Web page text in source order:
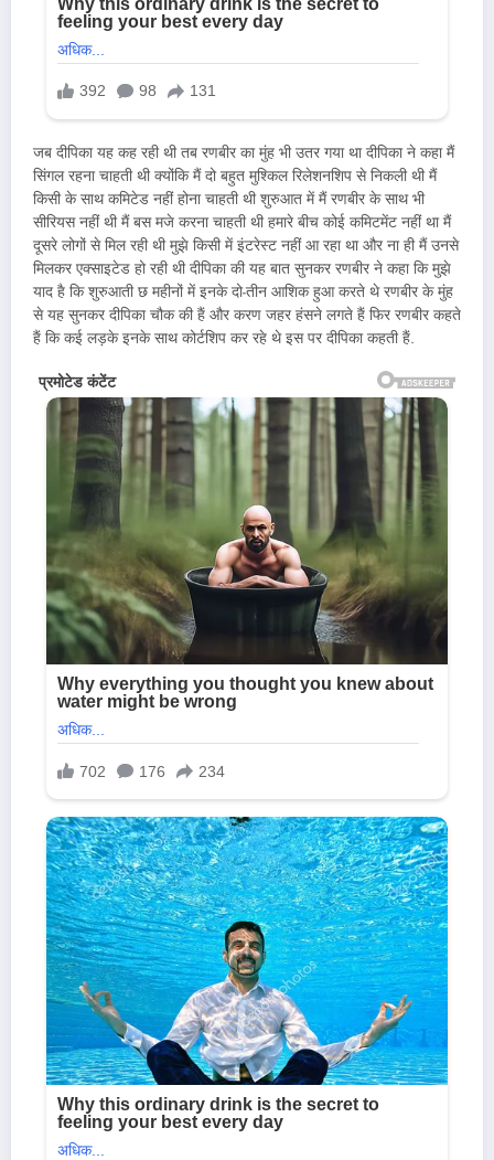
जब दीपिका यह कह रही थी तब रणबीर का मुंह भी उतर गया था दीपिका ने कहा मैं
सिंगल रहना चाहती थी क्योंकि मैं दो बहुत मुश्किल रिलेशनशिप से निकली थी मैं
किसी के साथ कमिटेड नहीं होना चाहती थी शुरुआत में मैं रणबीर के साथ भी
सीरियस नहीं थी मैं बस मजे करना चाहती थी हमारे बीच कोई कमिटमेंट नहीं था मैं
दूसरे लोगों से मिल रही थी मुझे किसी में इंटरेस्ट नहीं आ रहा था और ना ही मैं उनसे
मिलकर एक्साइटेड हो रही थी दीपिका की यह बात सुनकर रणबीर ने कहा कि मुझे
याद है कि शुरुआती छ महीनों में इनके दो-तीन आशिक हुआ करते थे रणबीर के मुंह
से यह सुनकर दीपिका चौक की हैं और करण जहर हंसने लगते हैं फिर रणबीर कहते
हैं कि कई लड़के इनके साथ कोर्टशिप कर रहे थे इस पर दीपिका कहती हैं.